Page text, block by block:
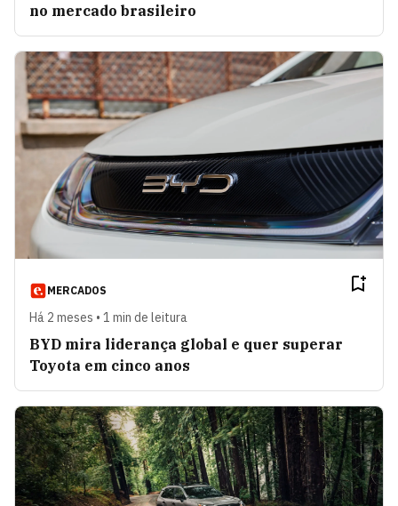
no mercado brasileiro
MERCADOS
Há 2 meses • 1 min de leitura
BYD mira liderança global e quer superar
Toyota em cinco anos